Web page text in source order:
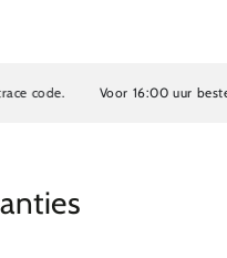
Voor 16:00 uur